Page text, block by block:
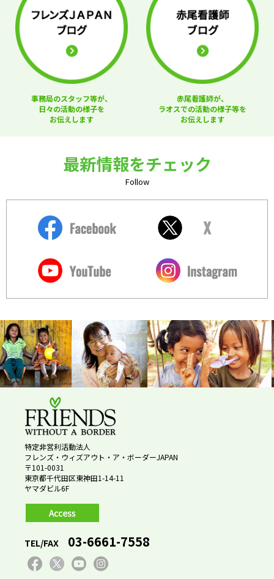
事務局のスタッフ等が、
日々の活動の様子を
お伝えします
赤尾看護師が、
ラオスでの活動の様子等を
お伝えします
最新情報をチェック
Follow
特定非営利活動法人
フレンズ・ウィズアウト・ア・ボーダーJAPAN
〒101-0031
東京都千代田区東神田1-14-11
ヤマダビル6F
TEL/FAX 03-6661-7558